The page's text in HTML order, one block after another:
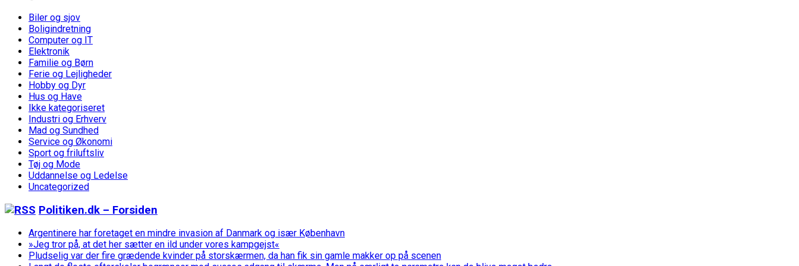
Biler og sjov
Boligindretning
Computer og IT
Elektronik
Familie og Børn
Ferie og Lejligheder
Hobby og Dyr
Hus og Have
Ikke kategoriseret
Industri og Erhverv
Mad og Sundhed
Service og Økonomi
Sport og friluftsliv
Tøj og Mode
Uddannelse og Ledelse
Uncategorized
Politiken.dk – Forsiden
Argentinere har foretaget en mindre invasion af Danmark og især København
»Jeg tror på, at det her sætter en ild under vores kampgejst«
Pludselig var der fire grædende kvinder på storskærmen, da han fik sin gamle makker op på scenen